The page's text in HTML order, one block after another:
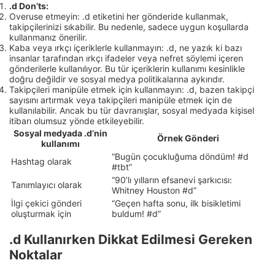
.d Don’ts:
Overuse etmeyin: .d etiketini her gönderide kullanmak,
takipçilerinizi sıkabilir. Bu nedenle, sadece uygun koşullarda
kullanmanız önerilir.
Kaba veya ırkçı içeriklerle kullanmayın: .d, ne yazık ki bazı
insanlar tarafından ırkçı ifadeler veya nefret söylemi içeren
gönderilerle kullanılıyor. Bu tür içeriklerin kullanımı kesinlikle
doğru değildir ve sosyal medya politikalarına aykırıdır.
Takipçileri manipüle etmek için kullanmayın: .d, bazen takipçi
sayısını artırmak veya takipçileri manipüle etmek için de
kullanılabilir. Ancak bu tür davranışlar, sosyal medyada kişisel
itibarı olumsuz yönde etkileyebilir.
Sosyal medyada .d’nin
kullanımı
Örnek Gönderi
Hashtag olarak
“Bugün çocukluğuma döndüm! #d
#tbt”
Tanımlayıcı olarak
“90’lı yılların efsanevi şarkıcısı:
Whitney Houston #d”
İlgi çekici gönderi
oluşturmak için
“Geçen hafta sonu, ilk bisikletimi
buldum! #d”
.d Kullanırken Dikkat Edilmesi Gereken
Noktalar